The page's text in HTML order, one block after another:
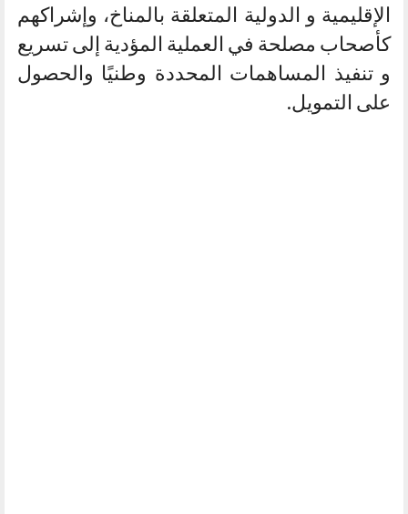
الإقليمية و الدولية المتعلقة بالمناخ، وإشراكهم
كأصحاب مصلحة في العملية المؤدية إلى تسريع
و تنفيذ المساهمات المحددة وطنيًا والحصول
على التمويل.